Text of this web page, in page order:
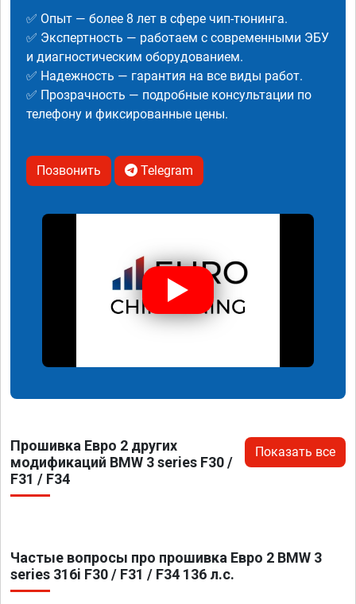
✅ Опыт — более 8 лет в сфере чип-тюнинга.
✅ Экспертность — работаем с современными ЭБУ
и диагностическим оборудованием.
✅ Надежность — гарантия на все виды работ.
✅ Прозрачность — подробные консультации по
телефону и фиксированные цены.
Позвонить Telegram
Прошивка Евро 2 других
модификаций BMW 3 series F30 /
F31 / F34
Показать все
Частые вопросы про прошивка Евро 2 BMW 3
series 316i F30 / F31 / F34 136 л.с.